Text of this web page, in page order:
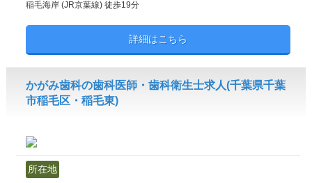
稲毛海岸 (JR京葉線) 徒歩19分
詳細はこちら
かがみ歯科の歯科医師・歯科衛生士求人(千葉県千葉
市稲毛区・稲毛東)
所在地